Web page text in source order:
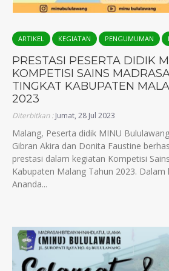
ARTIKEL KEGIATAN PENGUMUMAN
PRESTASI PESERTA DIDIK
KOMPETISI SAINS
TINGKAT KABUPATEN
2023
Diterbitkan :Jumat, 28 Jul 2023
Malang, Peserta didik MINU
Gibran Akira dan Donita Faustine
prestasi dalam kegiatan Kompetisi
Kabupaten Malang Tahun 2023.
Ananda...